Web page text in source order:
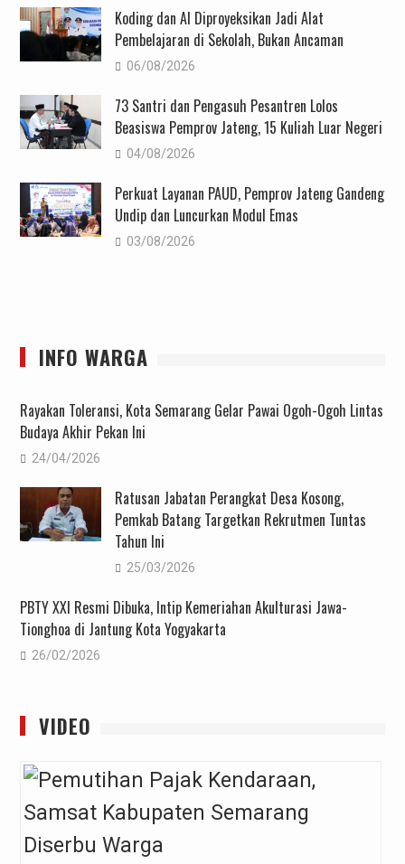
Koding dan AI Diproyeksikan Jadi Alat
Pembelajaran di Sekolah, Bukan Ancaman
06/08/2026
73 Santri dan Pengasuh Pesantren Lolos
Beasiswa Pemprov Jateng, 15 Kuliah Luar Negeri
04/08/2026
Perkuat Layanan PAUD, Pemprov Jateng Gandeng
Undip dan Luncurkan Modul Emas
03/08/2026
INFO WARGA
Rayakan Toleransi, Kota Semarang Gelar Pawai Ogoh-Ogoh Lintas
Budaya Akhir Pekan Ini
24/04/2026
Ratusan Jabatan Perangkat Desa Kosong,
Pemkab Batang Targetkan Rekrutmen Tuntas
Tahun Ini
25/03/2026
PBTY XXI Resmi Dibuka, Intip Kemeriahan Akulturasi Jawa-
Tionghoa di Jantung Kota Yogyakarta
26/02/2026
VIDEO